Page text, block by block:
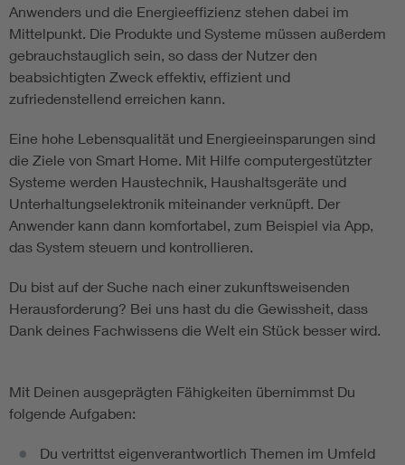
Anwenders und die Energieeffizienz stehen dabei im
Mittelpunkt. Die Produkte und Systeme müssen außerdem
gebrauchstauglich sein, so dass der Nutzer den
beabsichtigten Zweck effektiv, effizient und
zufriedenstellend erreichen kann.
Eine hohe Lebensqualität und Energieeinsparungen sind
die Ziele von Smart Home. Mit Hilfe computergestützter
Systeme werden Haustechnik, Haushaltsgeräte und
Unterhaltungselektronik miteinander verknüpft. Der
Anwender kann dann komfortabel, zum Beispiel via App,
das System steuern und kontrollieren.
Du bist auf der Suche nach einer zukunftsweisenden
Herausforderung? Bei uns hast du die Gewissheit, dass
Dank deines Fachwissens die Welt ein Stück besser wird.
Mit Deinen ausgeprägten Fähigkeiten übernimmst Du
folgende Aufgaben:
Du vertrittst eigenverantwortlich Themen im Umfeld